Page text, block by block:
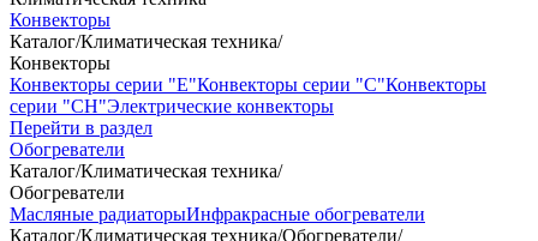
Конвекторы
Каталог/Климатическая техника/
Конвекторы
Конвекторы серии "Е"Конвекторы серии "С"Конвекторы
серии "СН"Электрические конвекторы
Перейти в раздел
Обогреватели
Каталог/Климатическая техника/
Обогреватели
Масляные радиаторыИнфракрасные обогреватели
Каталог/Климатическая техника/Обогреватели/